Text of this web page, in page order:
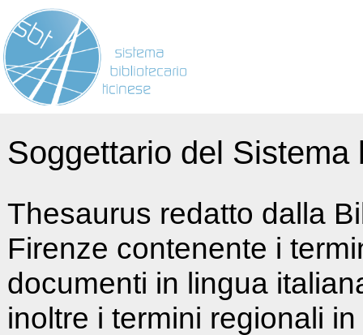
Soggettario del
Thesaurus redatto dalla
Firenze contenente i
documenti in lingua
inoltre i termini regionali